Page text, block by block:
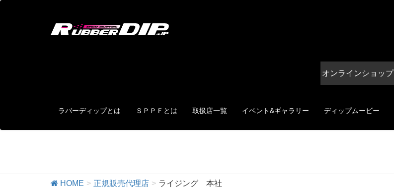
オンラインショップ
ラバーディップとは ＳＰＰＦとは 取扱店一覧 イベント&ギャラリー ディップムービー
HOME 正規販売代理店 ライジング 本社